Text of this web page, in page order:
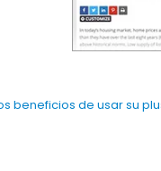
beneficios de usar su